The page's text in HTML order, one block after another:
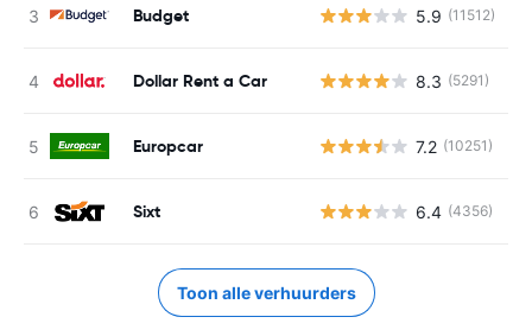
Budget 5.9 (11512)
Dollar Rent a Car 8.3 (5291)
Europcar 7.2 (10251)
Sixt 6.4 (4356)
Toon alle verhuurders